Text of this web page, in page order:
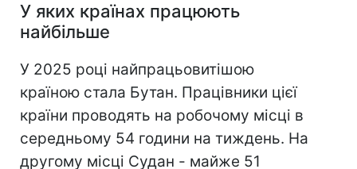
У яких країнах працюють
найбільше
У 2025 році найпрацьовитішою
країною стала Бутан. Працівники цієї
країни проводять на робочому місці в
середньому 54 години на тиждень. На
другому місці Судан - майже 51